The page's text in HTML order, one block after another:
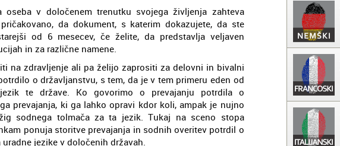
v določenem trenutku svojega življenja zahteva
da dokument, s katerim dokazujete, da ste
od 6 mesecev, če želite, da predstavlja veljaven
in za različne namene.
na zdravljenje ali pa želijo zaprositi za delovni in bivalni
o državljanstvu, s tem, da je v tem primeru eden od
te države. Ko govorimo o prevajanju potrdila o
prevajanja, ki ga lahko opravi kdor koli, ampak je nujno
sodnega tolmača za ta jezik. Tukaj na sceno stopa
ponuja storitve prevajanja in sodnih overitev potrdil o
jezike v določenih državah.